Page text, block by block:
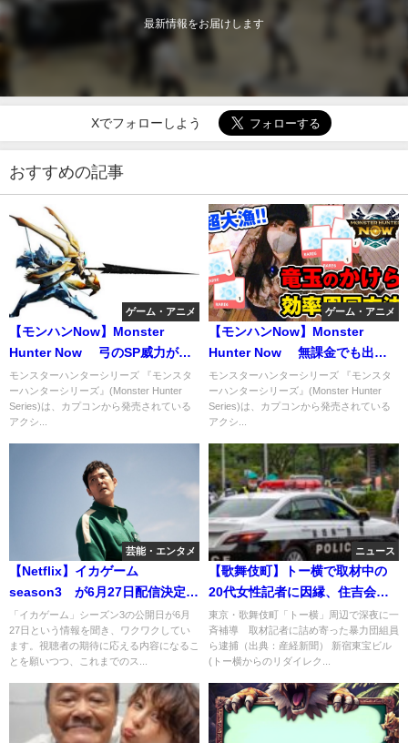
最新情報をお届けします
Xでフォローしよう
おすすめの記事
ゲーム・アニメ
【モンハンNow】Monster
Hunter Now 弓のSP威力が低
下する不具合。
モンスターハンターシリーズ 『モンスタ
ーハンターシリーズ』(Monster Hunter
Series)は、カプコンから発売されている
アクシ...
ゲーム・アニメ
【モンハンNow】Monster
Hunter Now 無課金でも出来
る竜玉のかけらを集める方法
モンスターハンターシリーズ 『モンスタ
ーハンターシリーズ』(Monster Hunter
Series)は、カプコンから発売されている
アクシ...
芸能・エンタメ
【Netflix】イカゲーム
season3 が6月27日配信決定！
完結編ということは・・・
「イカゲーム」シーズン3の公開日が6月
27日という情報を聞き、ワクワクしてい
ます。視聴者の期待に応える内容になるこ
とを願いつつ、これまでのス...
ニュース
【歌舞伎町】トー横で取材中の
20代女性記者に因縁、住吉会系
組員の河合喬が目の前の警察に
現行犯逮捕ｗ
東京・歌舞伎町「トー横」周辺で深夜に一
斉補導 取材記者に詰め寄った暴力団組員
ら逮捕（出典：産経新聞） 新宿東宝ビル
(トー横からのリダイレク...